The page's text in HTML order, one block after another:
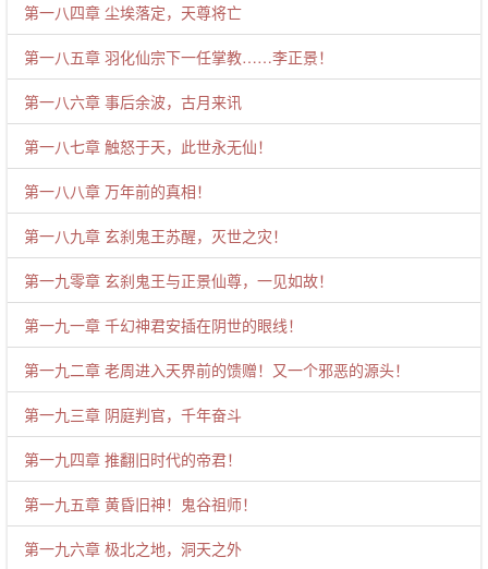
第一八四章 尘埃落定，天尊将亡
第一八五章 羽化仙宗下一任掌教……李正景！
第一八六章 事后余波，古月来讯
第一八七章 触怒于天，此世永无仙！
第一八八章 万年前的真相！
第一八九章 玄刹鬼王苏醒，灭世之灾！
第一九零章 玄刹鬼王与正景仙尊，一见如故！
第一九一章 千幻神君安插在阴世的眼线！
第一九二章 老周进入天界前的馈赠！又一个邪恶的源头！
第一九三章 阴庭判官，千年奋斗
第一九四章 推翻旧时代的帝君！
第一九五章 黄昏旧神！鬼谷祖师！
第一九六章 极北之地，洞天之外